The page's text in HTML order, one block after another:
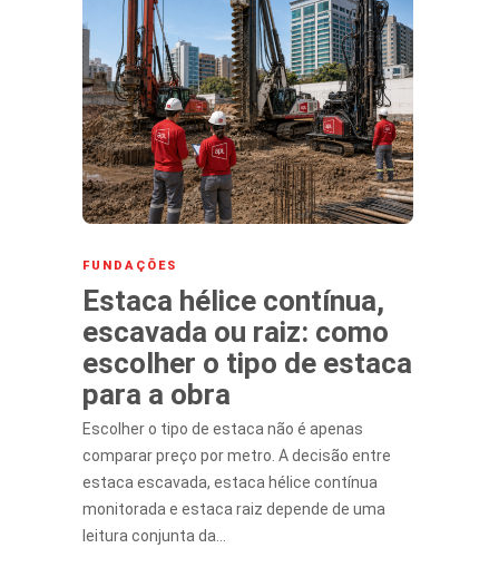
FUNDAÇÕES
Estaca hélice contínua,
escavada ou raiz: como
escolher o tipo de estaca
para a obra
Escolher o tipo de estaca não é apenas
comparar preço por metro. A decisão entre
estaca escavada, estaca hélice contínua
monitorada e estaca raiz depende de uma
leitura conjunta da…